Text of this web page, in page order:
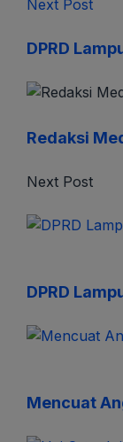
Next Post
DPRD
Redaksi
Next Post
DPRD
Mencuat